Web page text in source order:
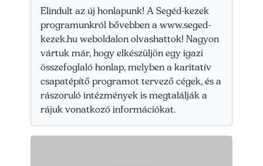
Elindult az új honlapunk! A Segéd-kezek
programunkról bővebben a www.seged-
kezek.hu weboldalon olvashattok! Nagyon
vártuk már, hogy elkészüljön egy igazi
összefoglaló honlap, melyben a karitatív
csapatépítő programot tervező cégek, és a
rászoruló intézmények is megtalálják a
rájuk vonatkozó információkat.